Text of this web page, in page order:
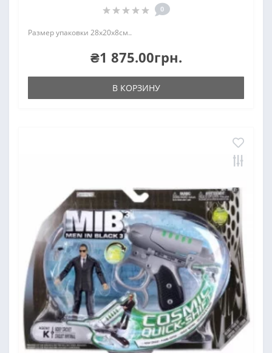
0
Размер упаковки 28х20х8см..
₴1 875.00грн.
В КОРЗИНУ